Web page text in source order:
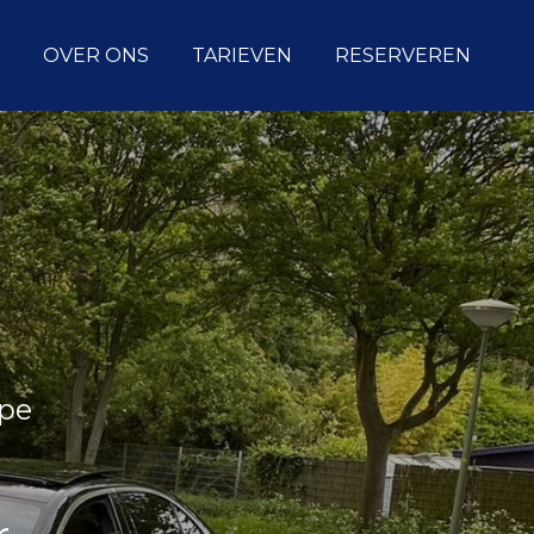
OVER ONS TARIEVEN RESERVEREN